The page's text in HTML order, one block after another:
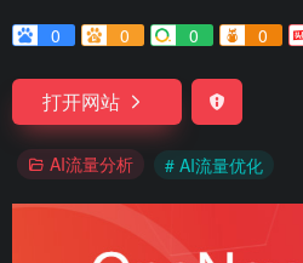
0
0 0 0
打开网站
AI流量分析 # AI流量优化